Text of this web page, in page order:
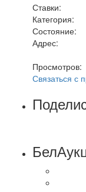
Ставки:
Категория:
Состояние:
Адрес:
Просмотров:
Связаться с